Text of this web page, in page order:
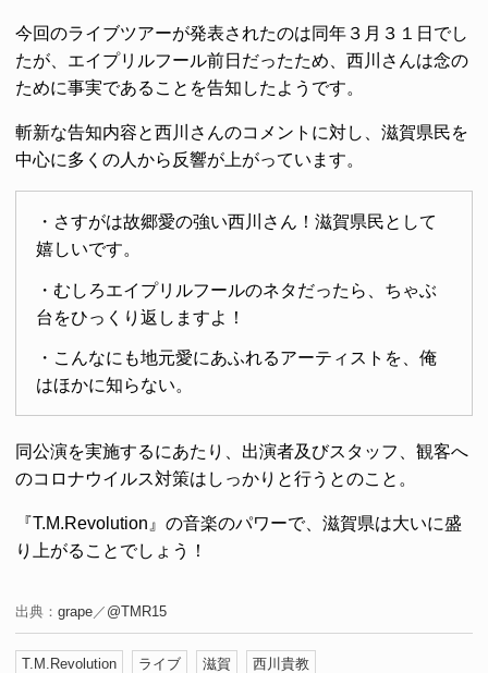
今回のライブツアーが発表されたのは同年３月３１日でし
たが、エイプリルフール前日だったため、西川さんは念の
ために事実であることを告知したようです。
斬新な告知内容と西川さんのコメントに対し、滋賀県民を
中心に多くの人から反響が上がっています。
・さすがは故郷愛の強い西川さん！滋賀県民として
嬉しいです。
・むしろエイプリルフールのネタだったら、ちゃぶ
台をひっくり返しますよ！
・こんなにも地元愛にあふれるアーティストを、俺
はほかに知らない。
同公演を実施するにあたり、出演者及びスタッフ、観客へ
のコロナウイルス対策はしっかりと行うとのこと。
『T.M.Revolution』の音楽のパワーで、滋賀県は大いに盛
り上がることでしょう！
出典： grape ／ @TMR15
T.M.Revolution ライブ 滋賀 西川貴教